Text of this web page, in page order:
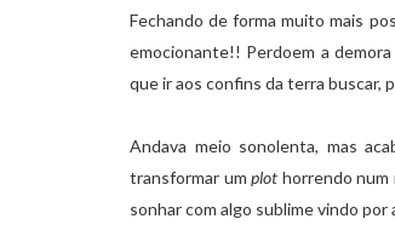
Fechando de forma muito mais
emocionante!! Perdoem a
que ir aos confins da terra buscar,
Andava meio sonolenta, mas
transformar umplot horrendo num
sonhar com algo sublime vindo por